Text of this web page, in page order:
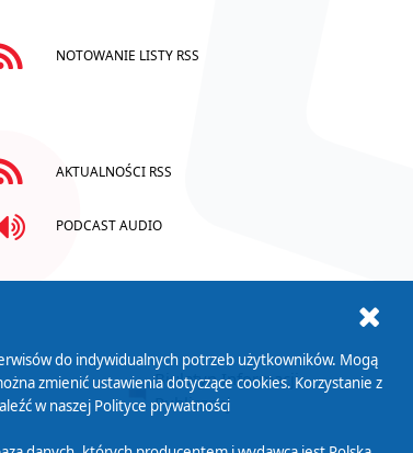
NOTOWANIE LISTY RSS
AKTUALNOŚCI RSS
PODCAST AUDIO
Biuletyn Informacji
Publicznej
do indywidualnych potrzeb użytkowników. Mogą
zmienić ustawienia dotyczące cookies. Korzystanie z
w naszej Polityce prywatności